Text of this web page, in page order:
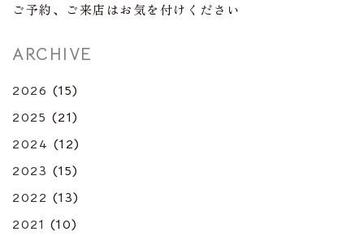
ご予約、ご来店はお気を付けください
ARCHIVE
2026 (15)
2025 (21)
2024 (12)
2023 (15)
2022 (13)
2021 (10)